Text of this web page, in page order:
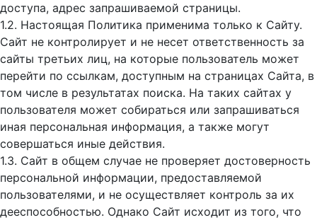
доступа, адрес запрашиваемой страницы.
1.2. Настоящая Политика применима только к Сайту.
Сайт не контролирует и не несет ответственность за
сайты третьих лиц, на которые пользователь может
перейти по ссылкам, доступным на страницах Сайта, в
том числе в результатах поиска. На таких сайтах у
пользователя может собираться или запрашиваться
иная персональная информация, а также могут
совершаться иные действия.
1.3. Сайт в общем случае не проверяет достоверность
персональной информации, предоставляемой
пользователями, и не осуществляет контроль за их
дееспособностью. Однако Сайт исходит из того, что